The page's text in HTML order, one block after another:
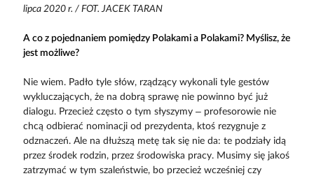
lipca 2020 r. / FOT. JACEK TARAN
A co z pojednaniem pomiędzy Polakami a Polakami? Myślisz, że
jest możliwe?
Nie wiem. Padło tyle słów, rządzący wykonali tyle gestów
wykluczających, że na dobrą sprawę nie powinno być już
dialogu. Przecież często o tym słyszymy – profesorowie nie
chcą odbierać nominacji od prezydenta, ktoś rezygnuje z
odznaczeń. Ale na dłuższą metę tak się nie da: te podziały idą
przez środek rodzin, przez środowiska pracy. Musimy się jakoś
zatrzymać w tym szaleństwie, bo przecież wcześniej czy